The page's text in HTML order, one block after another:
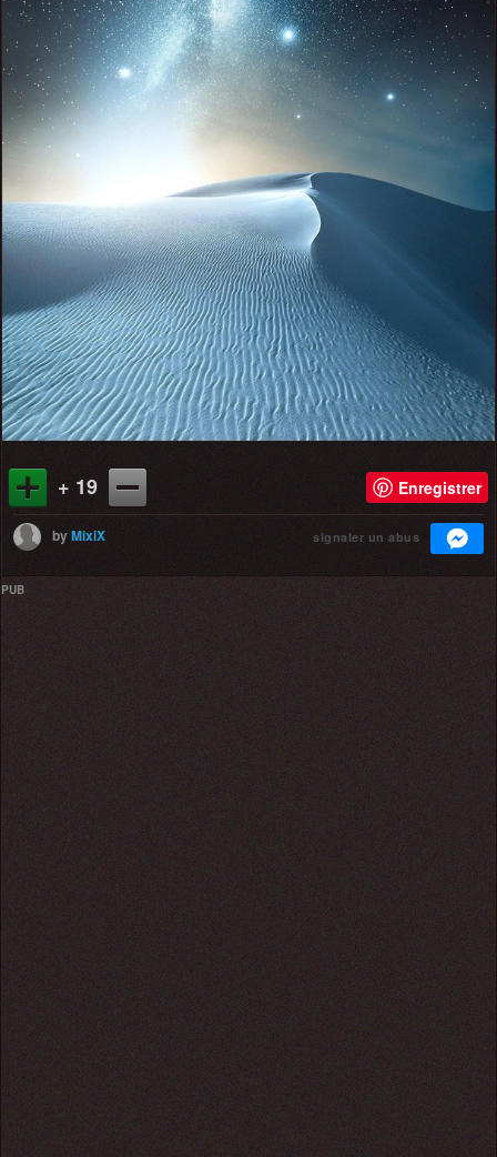
+ 19 Enregistrer
byMixiX signaler un abus
PUB